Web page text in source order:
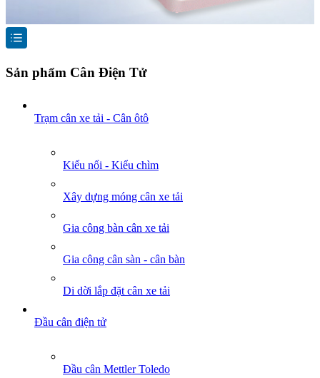
Sản phẩm Cân Điện Tử
Trạm cân xe tải - Cân ôtô
Kiểu nổi - Kiểu chìm
Xây dựng móng cân xe tải
Gia công bàn cân xe tải
Gia công cân sàn - cân bàn
Di dời lắp đặt cân xe tải
Đầu cân điện tử
Đầu cân Mettler Toledo